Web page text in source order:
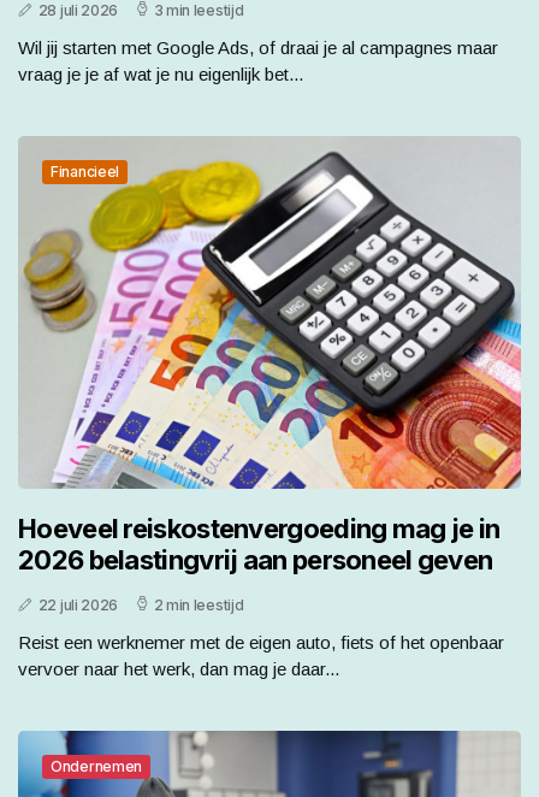
28 juli 2026 3 min leestijd
Wil jij starten met Google Ads, of draai je al campagnes maar
vraag je je af wat je nu eigenlijk bet...
Financieel
Hoeveel reiskostenvergoeding mag je in
2026 belastingvrij aan personeel geven
22 juli 2026 2 min leestijd
Reist een werknemer met de eigen auto, fiets of het openbaar
vervoer naar het werk, dan mag je daar...
Ondernemen